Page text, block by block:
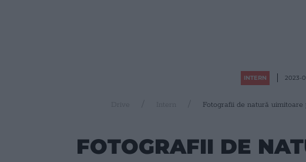
INTERN 2023-
Drive Fotografii de natură
FOTOGRAFII DE